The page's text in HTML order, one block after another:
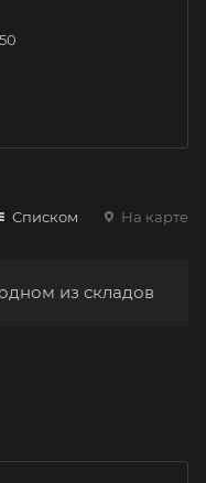
Списком На карте
из складов